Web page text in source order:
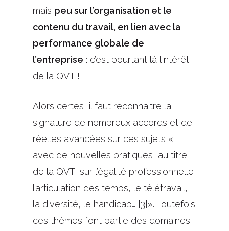
mais peu sur l’organisation et le
contenu du travail, en lien avec la
performance globale de
l’entreprise : c’est pourtant là l’intérêt
de la QVT !
Alors certes, il faut reconnaitre la
signature de nombreux accords et de
réelles avancées sur ces sujets «
avec de nouvelles pratiques, au titre
de la QVT, sur l’égalité professionnelle,
l’articulation des temps, le télétravail,
la diversité, le handicap… [3]». Toutefois
ces thèmes font partie des domaines